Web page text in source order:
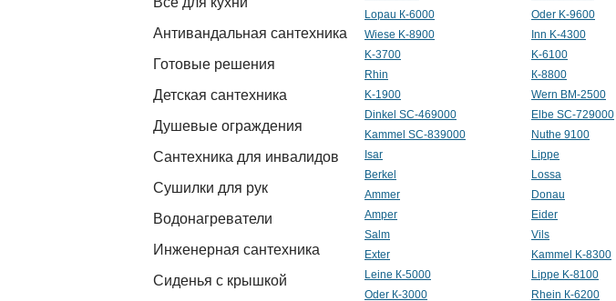
Антивандальная сантехника
Готовые решения
Детская сантехника
Душевые ограждения
Сантехника для инвалидов
Сушилки для рук
Водонагреватели
Инженерная сантехника
Сиденья с крышкой
Lopau К-6000
Oder K-9600
Wiese K-8900
Inn K-4300
K-3700
K-6100
Rhin
К-8800
K-1900
Wern BM-2500
Dinkel SC-469000
Elbe SC-729000
Kammel SC-839000
Nuthe 9100
Isar
Lippe
Berkel
Lossa
Ammer
Donau
Amper
Eider
Salm
Vils
Exter
Kammel K-8300
Leine К-5000
Lippe K-8100
Oder К-3000
Rhein К-6200